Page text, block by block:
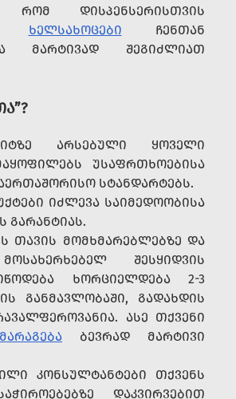
ᲠᲝᲛ ᲓᲘᲡᲞᲔᲜᲡᲔᲠᲘᲡᲗᲕᲘᲡ
ᲮᲔᲚᲡᲐᲮᲝᲪᲔᲑᲘ ᲩᲔᲜᲗᲐᲜ
ᲛᲐᲠᲢᲘᲕᲐᲓ ᲨᲔᲒᲘᲫᲚᲘᲐᲗ
ᲐᲠᲡᲔᲑᲣᲚᲘ ᲧᲝᲕᲔᲚᲘ
ᲣᲡᲐᲤᲠᲗᲮᲝᲔᲑᲘᲡᲐ
ᲡᲢᲐᲜᲓᲐᲠᲢᲔᲑᲡ.
ᲘᲫᲚᲔᲕᲐ ᲡᲐᲘᲛᲔᲓᲝᲝᲑᲘᲡᲐ
ᲒᲐᲠᲐᲜᲢᲘᲐᲡ.
ᲗᲐᲕᲘᲡ ᲛᲝᲛᲮᲛᲐᲠᲔᲑᲚᲔᲑᲖᲔ ᲓᲐ
ᲨᲔᲡᲧᲘᲓᲕᲘᲡ
ᲮᲝᲠᲪᲘᲔᲚᲓᲔᲑᲐ 2-3
ᲒᲐᲜᲛᲐᲕᲚᲝᲑᲐᲨᲘ, ᲒᲐᲓᲐᲮᲓᲘᲡ
ᲐᲡᲔ ᲗᲥᲕᲔᲜᲘ
ᲑᲔᲕᲠᲐᲓ ᲛᲐᲠᲢᲘᲕᲘ
ᲙᲝᲜᲡᲣᲚᲢᲐᲜᲢᲔᲑᲘ ᲗᲥᲕᲔᲜᲡ
ᲓᲐᲙᲕᲘᲠᲕᲔᲑᲘᲗ